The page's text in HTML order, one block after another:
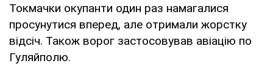
Токмачки окупанти один раз намагалися
просунутися вперед, але отримали жорстку
відсіч. Також ворог застосовував авіацію по
Гуляйполю.